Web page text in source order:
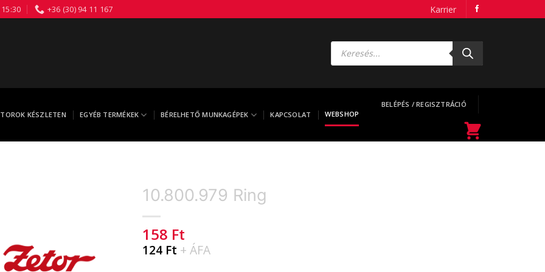
+36 (30) 94 11 167 Karrier
Products
search
KÉSZLETEN EGYÉB TERMÉKEK BÉRELHETŐ MUNKAGÉPEK KAPCSOLAT WEBSHOP
BELÉPÉS / REGISZTRÁCIÓ
10.800.979 Ring
158 Ft
124 Ft + ÁFA